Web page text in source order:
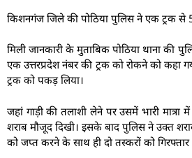
किशनगंज जिले की पोठिया पुलिस ने एक ट्रक से
मिली जानकारी के मुताबिक पोठिया थाना की
एक उत्तरप्रदेश नंबर की ट्रक को रोकने को कहा
ट्रक को पकड़ लिया।
जहां गाड़ी की तलाशी लेने पर उसमें भारी
शराब मौजूद दिखी। इसके बाद पुलिस ने उक्त
को जप्त करने के साथ ही दो तस्करों को गिरफ्तार